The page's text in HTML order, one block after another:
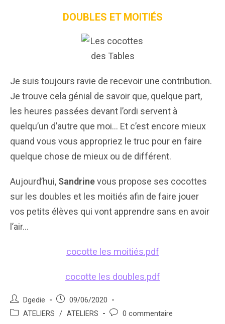
DOUBLES ET MOITIÉS
Je suis toujours ravie de recevoir une contribution.
Je trouve cela génial de savoir que, quelque part,
les heures passées devant l’ordi servent à
quelqu’un d’autre que moi… Et c’est encore mieux
quand vous vous appropriez le truc pour en faire
quelque chose de mieux ou de différent.
Aujourd’hui, Sandrinevous propose ses cocottes
sur les doubles et les moitiés afin de faire jouer
vos petits élèves qui vont apprendre sans en avoir
l’air…
cocotte les moitiés.pdf
cocotte les doubles.pdf
Auteur/autrice
de
Dgedie
Post
published:
09/06/2020
PostATELIERS / ATELIERS
Post0 commentaire